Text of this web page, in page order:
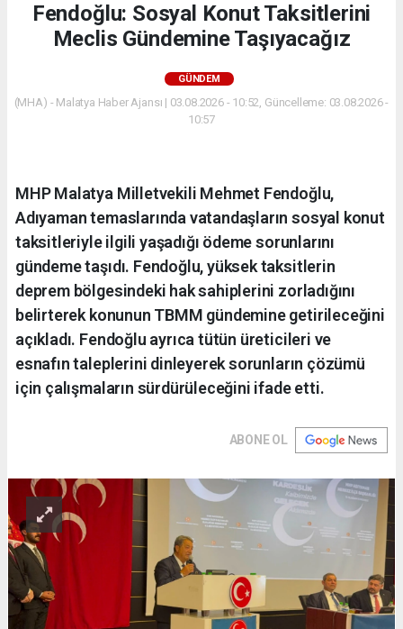
Fendoğlu: Sosyal Konut Taksitlerini
Meclis Gündemine Taşıyacağız
GÜNDEM
(MHA) - Malatya Haber Ajansı | 03.08.2026 - 10:52, Güncelleme: 03.08.2026 -
10:57
MHP Malatya Milletvekili Mehmet Fendoğlu,
Adıyaman temaslarında vatandaşların sosyal konut
taksitleriyle ilgili yaşadığı ödeme sorunlarını
gündeme taşıdı. Fendoğlu, yüksek taksitlerin
deprem bölgesindeki hak sahiplerini zorladığını
belirterek konunun TBMM gündemine getirileceğini
açıkladı. Fendoğlu ayrıca tütün üreticileri ve
esnafın taleplerini dinleyerek sorunların çözümü
için çalışmaların sürdürüleceğini ifade etti.
ABONE OL